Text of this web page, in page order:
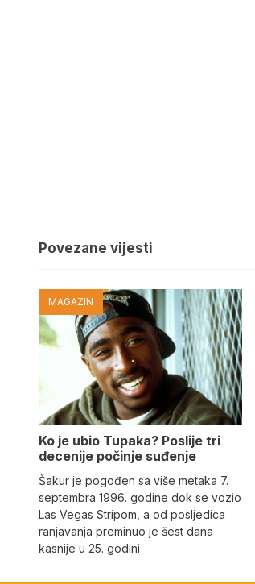
Povezane vijesti
MAGAZIN
Ko je ubio Tupaka? Poslije tri
decenije počinje suđenje
Šakur je pogođen sa više metaka 7.
septembra 1996. godine dok se vozio
Las Vegas Stripom, a od posljedica
ranjavanja preminuo je šest dana
kasnije u 25. godini